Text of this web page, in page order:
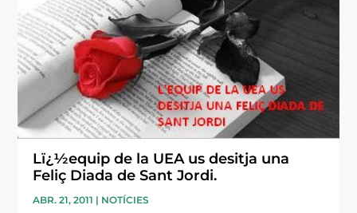
Lï¿½equip de la UEA us desitja una
Feliç Diada de Sant Jordi.
ABR. 21, 2011 | NOTÍCIES